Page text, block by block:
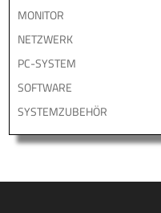
MONITOR
NETZWERK
PC-SYSTEM
SOFTWARE
SYSTEMZUBEHÖR